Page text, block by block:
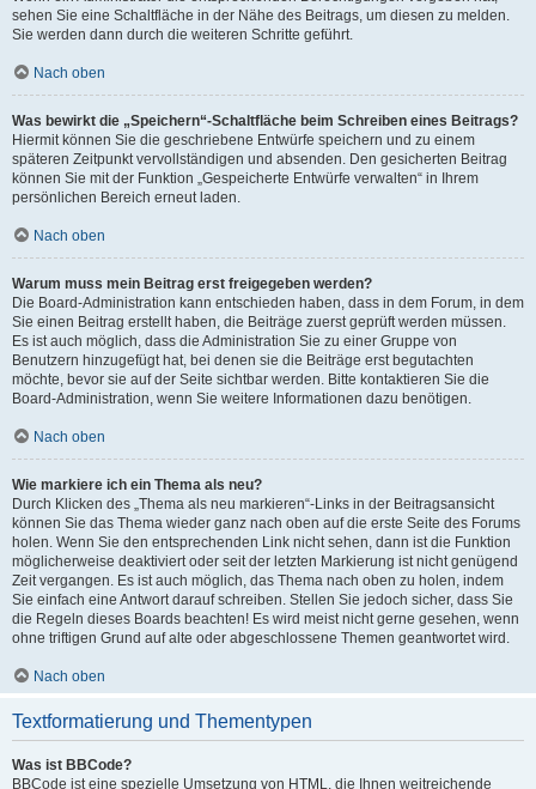
sehen Sie eine Schaltfläche in der Nähe des Beitrags, um diesen zu melden.
Sie werden dann durch die weiteren Schritte geführt.
Nach oben
Was bewirkt die „Speichern“-Schaltfläche beim Schreiben eines Beitrags?
Hiermit können Sie die geschriebene Entwürfe speichern und zu einem
späteren Zeitpunkt vervollständigen und absenden. Den gesicherten Beitrag
können Sie mit der Funktion „Gespeicherte Entwürfe verwalten“ in Ihrem
persönlichen Bereich erneut laden.
Nach oben
Warum muss mein Beitrag erst freigegeben werden?
Die Board-Administration kann entschieden haben, dass in dem Forum, in dem
Sie einen Beitrag erstellt haben, die Beiträge zuerst geprüft werden müssen.
Es ist auch möglich, dass die Administration Sie zu einer Gruppe von
Benutzern hinzugefügt hat, bei denen sie die Beiträge erst begutachten
möchte, bevor sie auf der Seite sichtbar werden. Bitte kontaktieren Sie die
Board-Administration, wenn Sie weitere Informationen dazu benötigen.
Nach oben
Wie markiere ich ein Thema als neu?
Durch Klicken des „Thema als neu markieren“-Links in der Beitragsansicht
können Sie das Thema wieder ganz nach oben auf die erste Seite des Forums
holen. Wenn Sie den entsprechenden Link nicht sehen, dann ist die Funktion
möglicherweise deaktiviert oder seit der letzten Markierung ist nicht genügend
Zeit vergangen. Es ist auch möglich, das Thema nach oben zu holen, indem
Sie einfach eine Antwort darauf schreiben. Stellen Sie jedoch sicher, dass Sie
die Regeln dieses Boards beachten! Es wird meist nicht gerne gesehen, wenn
ohne triftigen Grund auf alte oder abgeschlossene Themen geantwortet wird.
Nach oben
Textformatierung und Thementypen
Was ist BBCode?
BBCode ist eine spezielle Umsetzung von HTML, die Ihnen weitreichende